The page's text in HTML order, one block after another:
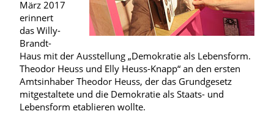
März 2017
erinnert
das Willy-
Brandt-
Haus mit der Ausstellung „Demokratie als Lebensform.
Theodor Heuss und Elly Heuss-Knapp“ an den ersten
Amtsinhaber Theodor Heuss, der das Grundgesetz
mitgestaltete und die Demokratie als Staats- und
Lebensform etablieren wollte.